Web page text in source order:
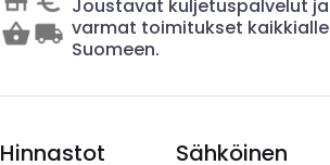
Joustavat kuljetuspalvelut ja
varmat toimitukset kaikkialle
Suomeen.
Hinnastot
Sähköinen